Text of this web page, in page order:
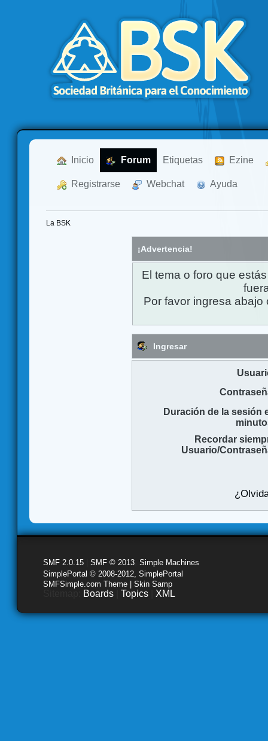
Inicio Forum Etiquetas Ezine
Registrarse Webchat Ayuda
La BSK
¡Advertencia!
El tema o foro que
Por favor ingresa
Ingresar
Duración de la sesión
Recordar
Usuario/
SMF 2.0.15 SMF © 2013 Simple Machines
SimplePortal © 2008-2012, SimplePortal
SMFSimple.com Theme | Skin Samp
Boards Topics XML